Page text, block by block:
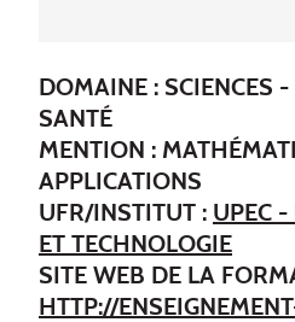
DOMAINE : SCIENCES
SANTÉ
MENTION :
APPLICATIONS
UFR/INSTITUT : UPEC -
ET TECHNOLOGIE
SITE WEB DE LA
HTTP://